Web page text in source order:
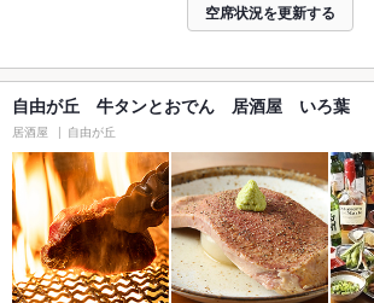
空席状況を更新する
自由が丘 牛タンとおでん 居酒屋 いろ葉
居酒屋 自由が丘